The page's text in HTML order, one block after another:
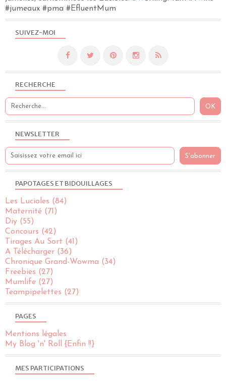
NEWSLETTER
SUIVEZ-MOI
RECHERCHE
#jumeaux #pma #EfluentMum
PAGES
Mentions légales
My Blog 'n' Roll {Enfin !!}
PAPOTAGES ET BIDOUILLAGES
Les Lucioles (84)
Maternité (71)
Diy (55)
Concours (42)
Tirages Au Sort (41)
A Télécharger (36)
Chronique Grand-Wowma (34)
Freebies (27)
Mumlife (27)
Teampipelettes (27)
MES PARTICIPATIONS